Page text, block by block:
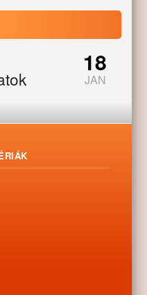
Beérnek a páláyázatok
18
JAN